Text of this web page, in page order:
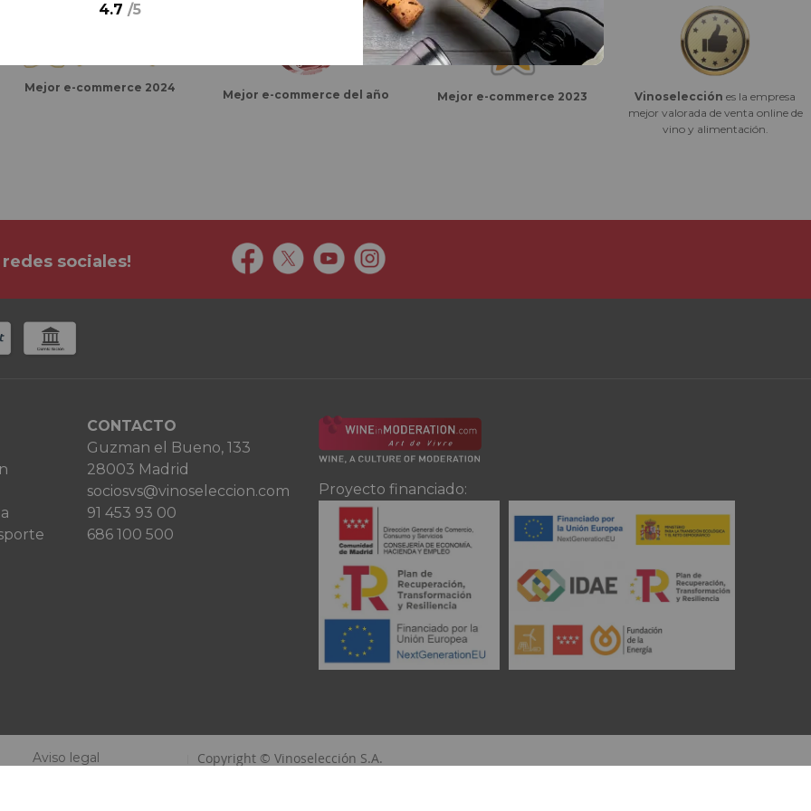
Mejor e-commerce 2024
Mejor e-commerce del año Mejor e-commerce 2023 Vinoselección es la empresa
mejor valorada de venta online de
vino y alimentación.
sociales!
CONTACTO
Guzman el Bueno, 133
28003 Madrid
sociosvs@vinoseleccion.com
91 453 93 00
686 100 500
Proyecto financiado:
Aviso legal
Copyright © Vinoselección S.A.
4.7 /5